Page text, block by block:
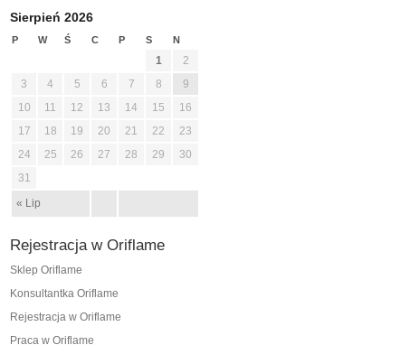
Sierpień 2026
P W Ś C P S N
« Lip
1
2
3
4 5 6 7 8
9
10
11 12 13 14 15
16
17
18 19 20 21 22
23
24
25 26 27 28 29
30
31
Rejestracja w Oriflame
Sklep Oriflame
Konsultantka Oriflame
Rejestracja w Oriflame
Praca w Oriflame